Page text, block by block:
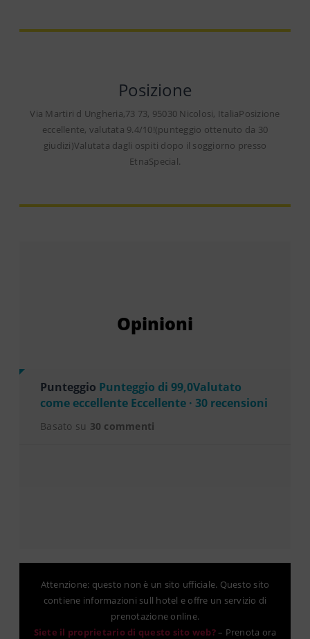
Posizione
Via Martiri d Ungheria,73 73, 95030 Nicolosi, ItaliaPosizione
eccellente, valutata 9.4/10!(punteggio ottenuto da 30
giudizi)Valutata dagli ospiti dopo il soggiorno presso
EtnaSpecial.
Opinioni
Punteggio Punteggio di 99,0Valutato
come eccellente Eccellente · 30 recensioni
Basato su 30 commenti
Attenzione: questo non è un sito ufficiale. Questo sito
contiene informazioni sull hotel e offre un servizio di
prenotazione online.
Siete il proprietario di questo sito web?– Prenota ora